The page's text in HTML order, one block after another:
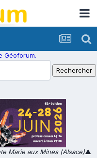
Géoforum.
Marie aux Mines (Alsace)▲